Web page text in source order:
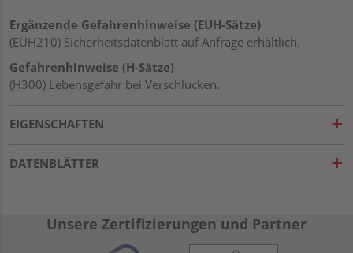
Ergänzende Gefahrenhinweise (EUH-Sätze)
(EUH210) Sicherheitsdatenblatt auf Anfrage erhältlich.
Gefahrenhinweise (H-Sätze)
(H300) Lebensgefahr bei Verschlucken.
EIGENSCHAFTEN
DATENBLÄTTER
Unsere Zertifizierungen und Partner